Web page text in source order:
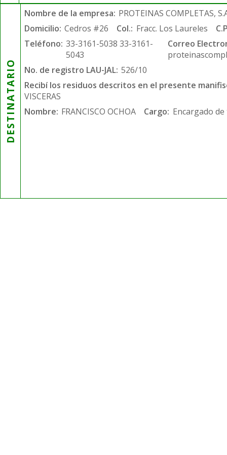
DESTINATARIO
Nombre de la empresa: PROTEINAS COMPLETAS,
Domicilio: Cedros #26 Col.: Fracc. Los Laureles
Teléfono: 33-3161-5038 33-3161-
5043
Correo
No. de registro LAU-JAL: 526/10
Recibí los residuos descritos en el presente
VISCERAS
Nombre: FRANCISCO OCHOA Cargo: Encargado